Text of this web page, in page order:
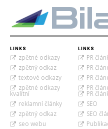
LINKS
zpětné odkazy
zpětný odkaz
textové odkazy
zpětné odkazy
kvalitní
reklamní články
zpětný odkaz
seo webu
LINKS
PR
PR
PR
PR
PR
SEO
SEO